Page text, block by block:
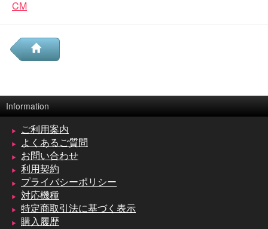
CM
Information
ご利用案内
よくあるご質問
お問い合わせ
利用契約
プライバシーポリシー
対応機種
特定商取引法に基づく表示
購入履歴